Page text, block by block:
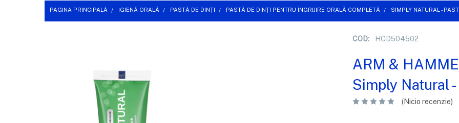
PAGINA PRINCIPALĂ IGIENĂ ORALĂ PASTĂ DE DINȚI PASTĂ DE DINȚI PENTRU ÎNGRIJIRE ORALĂ COMPLETĂ SIMPLY NATURAL -
COD: HCD504502
ARM &
Simply Natural
(Nicio recenzie)